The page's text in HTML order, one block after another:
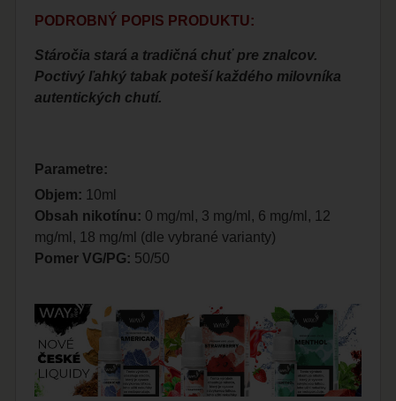
PODROBNÝ POPIS PRODUKTU:
Stáročia stará a tradičná chuť pre znalcov.
Poctivý ľahký tabak poteší každého milovníka
autentických chutí.
Parametre:
Objem: 10ml
Obsah nikotínu: 0 mg/ml, 3 mg/ml, 6 mg/ml, 12
mg/ml, 18 mg/ml (dle vybrané varianty)
Pomer VG/PG: 50/50